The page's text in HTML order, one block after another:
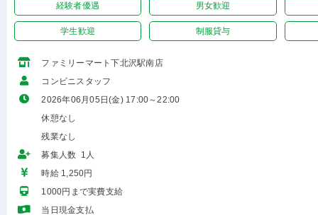
経験者優遇 男女歓迎
学生歓迎 制服貸与
ファミリーマート下北沢駅南店
コンビニスタッフ
2026年06月05日(金) 17:00～22:00
休憩なし
残業なし
募集人数 1人
時給 1,250円
1000円まで実費支給
当日現金支払